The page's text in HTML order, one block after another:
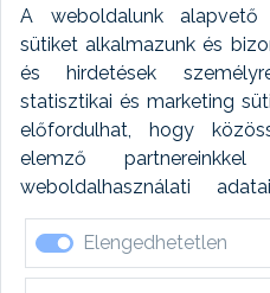
A weboldalunk alapvető
sütiket alkalmazunk és
és hirdetések
statisztikai és marketing
előfordulhat, hogy
elemző
weboldalhasználati
forrásokból gyűjtött
elfogadásával
ezen adatokat 6 hónap
Elengedhetetlen